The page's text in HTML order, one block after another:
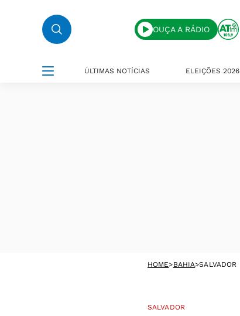
OUÇA A RÁDIO
ÚLTIMAS NOTÍCIAS ELEIÇÕES 2026
HOME>BAHIA>SALVADOR
SALVADOR